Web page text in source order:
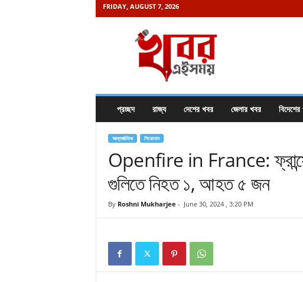
FRIDAY, AUGUST 7, 2026
প্রচ্ছদ রাজ্য দেশের খবর জেলার খবর
আন্তর্জাতিক শিরোনাম
Openfire in France: ফ্রান্সে
গুলিতে নিহত ১, আহত ৫ জন
By Roshni Mukharjee - June 30, 2024 , 3:20 PM